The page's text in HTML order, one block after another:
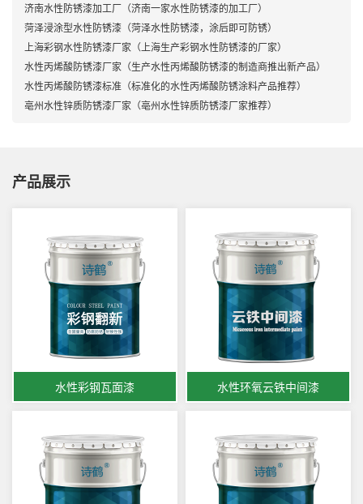
济南水性防锈漆加工厂（济南一家水性防锈漆的加工厂）
菏泽浸涂型水性防锈漆（菏泽水性防锈漆，涂后即可防锈）
上海彩钢水性防锈漆厂家（上海生产彩钢水性防锈漆的厂家）
水性丙烯酸防锈漆厂家（生产水性丙烯酸防锈漆的制造商推出新产品）
水性丙烯酸防锈漆标准（标准化的水性丙烯酸防锈涂料产品推荐）
亳州水性锌质防锈漆厂家（亳州水性锌质防锈漆厂家推荐）
产品展示
水性彩钢瓦面漆 水性环氧云铁中间漆